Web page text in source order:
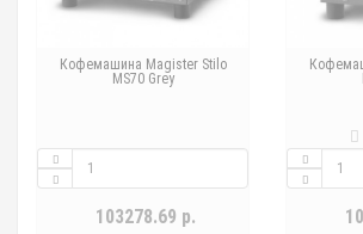
Кофемашина Magister Stilo
MS70 Grey
103278.69 р.